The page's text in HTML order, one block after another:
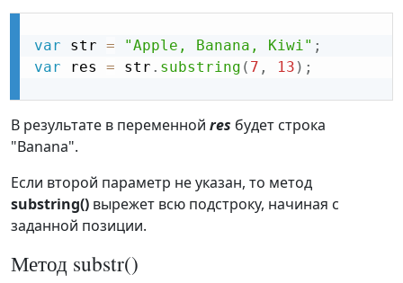
var str = "Apple, Banana, Kiwi" ;
var res = str . substring ( 7 , 13 ) ;
В результате в переменной res будет строка
"Banana".
Если второй параметр не указан, то метод
substring() вырежет всю подстроку, начиная с
заданной позиции.
Метод substr()